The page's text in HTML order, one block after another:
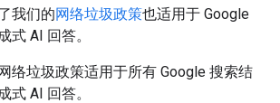
我们的网络垃圾政策也适用于 Google
式 AI 回答。
络垃圾政策适用于所有 Google 搜索结
式 AI 回答。